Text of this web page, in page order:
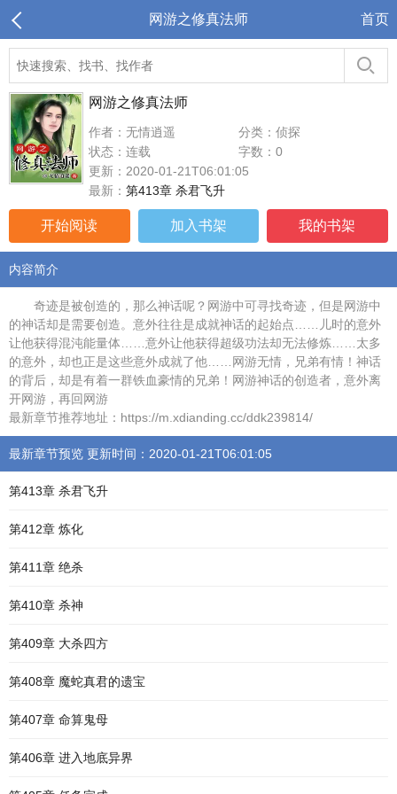
网游之修真法师 首页
网游之修真法师
作者：无情逍遥
分类：侦探
状态：连载
字数：0
更新：2020-01-21T06:01:05
最新： 第413章 杀君飞升
开始阅读 加入书架 我的书架
内容简介
奇迹是被创造的，那么神话呢？网游中可寻找奇迹，但是网游中
的神话却是需要创造。意外往往是成就神话的起始点……儿时的意外
让他获得混沌能量体……意外让他获得超级功法却无法修炼……太多
的意外，却也正是这些意外成就了他……网游无情，兄弟有情！神话
的背后，却是有着一群铁血豪情的兄弟！网游神话的创造者，意外离
开网游，再回网游
最新章节推荐地址：https://m.xdianding.cc/ddk239814/
最新章节预览 更新时间：2020-01-21T06:01:05
第413章 杀君飞升
第412章 炼化
第411章 绝杀
第410章 杀神
第409章 大杀四方
第408章 魔蛇真君的遗宝
第407章 命算鬼母
第406章 进入地底异界